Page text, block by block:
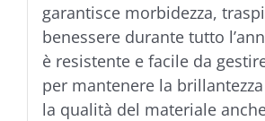
garantisce morbidezza,
benessere durante tutto
è resistente e facile da
per mantenere la
la qualità del materiale